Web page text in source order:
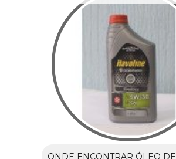
ONDE ENCONTRAR ÓLEO DE